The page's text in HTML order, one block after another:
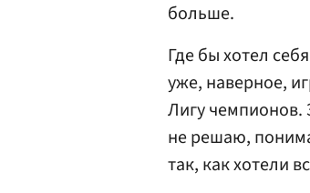
больше.
Где бы хотел
уже, наверное,
Лигу чемпионов.
не решаю,
так, как хотели